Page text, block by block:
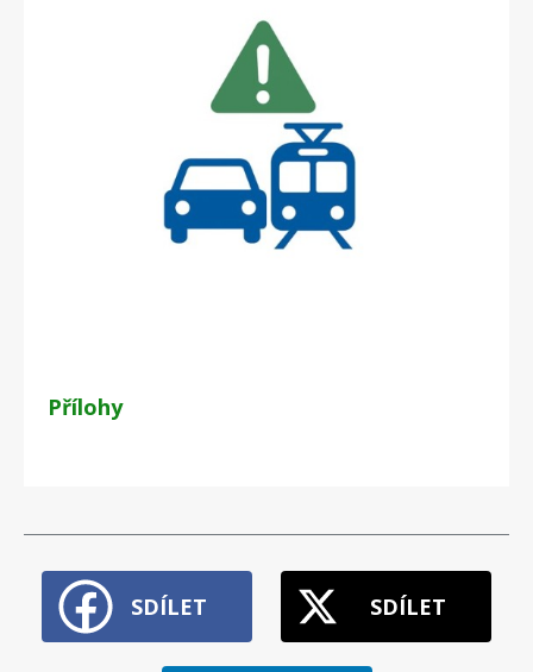
Přílohy
SDÍLET SDÍLET